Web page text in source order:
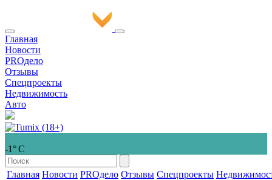
Главная
Новости
PROдело
Отзывы
Спецпроекты
Недвижимость
Авто
-1° С
Главная Новости PROдело Отзывы Спецпроекты